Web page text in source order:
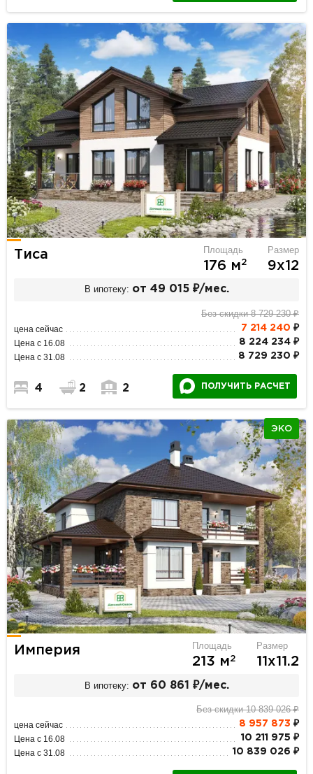
Тиса Площадь
176 м2
Размер
9х12
В ипотеку: от 49 015 ₽/мес.
Без скидки 8 729 230 ₽
цена сейчас 7 214 240 ₽
Цена с 16.08 8 224 234 ₽
Цена с 31.08 8 729 230 ₽
4 2 2 ПОЛУЧИТЬ РАСЧЕТ
ЭКО
Империя Площадь
213 м2
Размер
11х11.2
В ипотеку: от 60 861 ₽/мес.
Без скидки 10 839 026 ₽
цена сейчас 8 957 873 ₽
Цена с 16.08 10 211 975 ₽
Цена с 31.08 10 839 026 ₽